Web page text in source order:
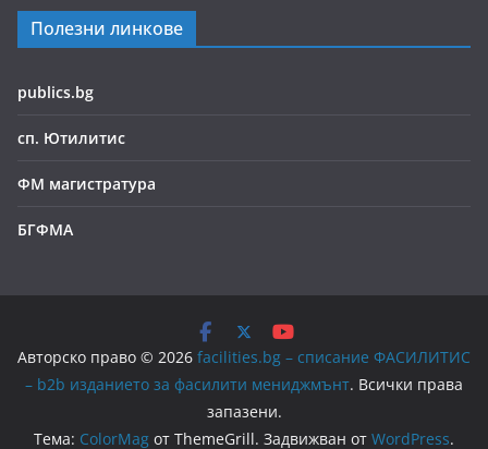
Полезни линкове
publics.bg
сп. Ютилитис
ФМ магистратура
БГФМА
Авторско право © 2026 facilities.bg – списание ФАСИЛИТИС
– b2b изданието за фасилити мениджмънт. Всички права
запазени.
Тема: ColorMag от ThemeGrill. Задвижван от WordPress.